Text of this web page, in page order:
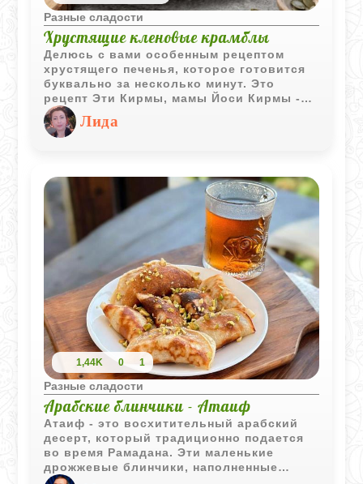
Разные сладости
Хрустящие кленовые крамблы
Делюсь с вами особенным рецептом
хрустящего печенья, которое готовится
буквально за несколько минут. Это
рецепт Эти Кирмы, мамы Йоси Кирмы -
простой в исполнении, но удивительно
вкусный. Тонкая карамельная оболочка
из кленового сиропа покрывает семечки
быстрого десерта к чаю: его можно
просто ломать руками и наслаждаться.
Печенье мамы Эти - в память о Йоси
Кирме (светлая память). Приготовлено ко
Дню памяти.
Лида
1,44K 0 1
Разные сладости
Арабские блинчики - Атаиф
Атаиф - это восхитительный арабский
десерт, который традиционно подается
во время Рамадана. Эти маленькие
дрожжевые блинчики, наполненные